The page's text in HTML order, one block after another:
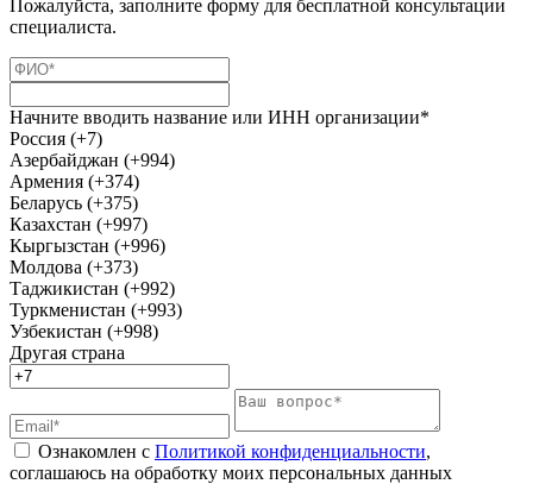
Пожалуйста, заполните форму для бесплатной консультации
специалиста.
Начните вводить название или ИНН организации*
Россия (+7)
Азербайджан (+994)
Армения (+374)
Беларусь (+375)
Казахстан (+997)
Кыргызстан (+996)
Молдова (+373)
Таджикистан (+992)
Туркменистан (+993)
Узбекистан (+998)
Другая страна
Ознакомлен с Политикой конфиденциальности,
соглашаюсь на обработку моих персональных данных